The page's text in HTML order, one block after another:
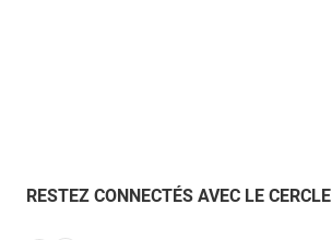
RESTEZ CONNECTÉS AVEC LE CERCLE